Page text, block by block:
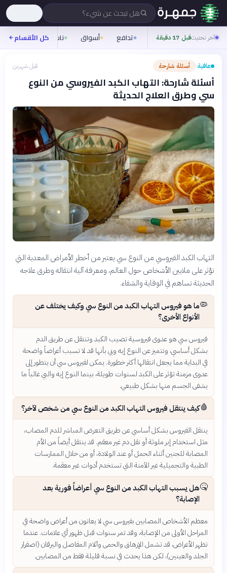
هل تبحث عن شيء؟
آخر تحديثقبل 17 دقيقة تدافع أسواق ناس روح
كل الأقسام
عافية› أسئلة شارحة قبل شهرين
أسئلة شارحة: التهاب الكبد الفيروسي من النوع
سي وطرق العلاج الحديثة
التهاب الكبد الفيروسي من النوع سي يعتبر من أخطر الأمراض المعدية التي
تؤثر على ملايين الأشخاص حول العالم، ومعرفة آلية انتقاله وطرق علاجه
الحديثة تساهم في الوقاية والشفاء.
🦠ما هو فيروس التهاب الكبد من النوع سي وكيف يختلف عن
الأنواع الأخرى؟
فيروس سي هو عدوى فيروسية تصيب الكبد وتنتقل عن طريق الدم
بشكل أساسي، وتتميز عن النوع إيه وبي بأنها قد لا تسبب أعراضاً واضحة
في البداية مما يجعل انتقالها أكثر خطورة. يمكن لفيروس سي أن يتطور إلى
عدوى مزمنة تؤثر على الكبد لسنوات طويلة، بينما النوع إيه والبي غالباً ما
يشفى الجسم منها بشكل طبيعي.
🩸كيف ينتقل فيروس التهاب الكبد من النوع سي من شخص لآخر؟
ينتقل الفيروس بشكل أساسي عن طريق التعرض المباشر للدم المصاب،
مثل استخدام إبر ملوثة أو نقل دم غير معقم. قد ينتقل أيضاً من الأم
المصابة للجنين أثناء الحمل أو عند الولادة، أو من خلال الممارسات
الطبية والتجميلية غير الآمنة التي تستخدم أدوات غير معقمة.
🤒هل يسبب التهاب الكبد من النوع سي أعراضاً فورية بعد
الإصابة؟
معظم الأشخاص المصابين بفيروس سي لا يعانون من أعراض واضحة في
المراحل الأولى من الإصابة، وقد تمر سنوات قبل ظهور أي علامات. عندما
تظهر الأعراض، قد تشمل الإرهاق والحمى وآلام المفاصل واليرقان (اصفرار
الجلد والعينين)، لكن هذا يحدث في نسبة قليلة فقط من المصابين.